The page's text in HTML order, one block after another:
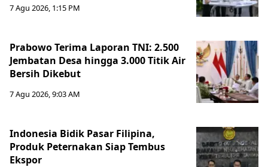
7 Agu 2026, 1:15 PM
Prabowo Terima Laporan TNI: 2.500
Jembatan Desa hingga 3.000 Titik Air
Bersih Dikebut
7 Agu 2026, 9:03 AM
Indonesia Bidik Pasar Filipina,
Produk Peternakan Siap Tembus
Ekspor